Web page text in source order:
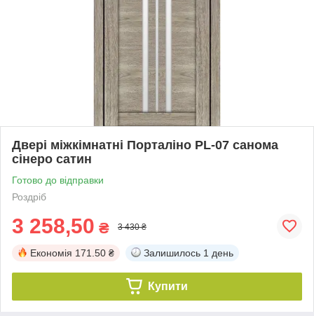
Двері міжкімнатні Порталіно PL-07 санома
сінеро сатин
Готово до відправки
Роздріб
3 258,50 ₴ 3 430 ₴
Економія 171.50 ₴ Залишилось 1 день
Купити